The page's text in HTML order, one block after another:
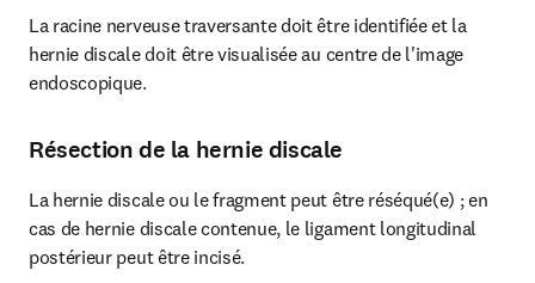
La racine nerveuse traversante doit être identifiée et la
hernie discale doit être visualisée au centre de l'image
endoscopique.
Résection de la hernie discale
La hernie discale ou le fragment peut être réséqué(e) ; en
cas de hernie discale contenue, le ligament longitudinal
postérieur peut être incisé.